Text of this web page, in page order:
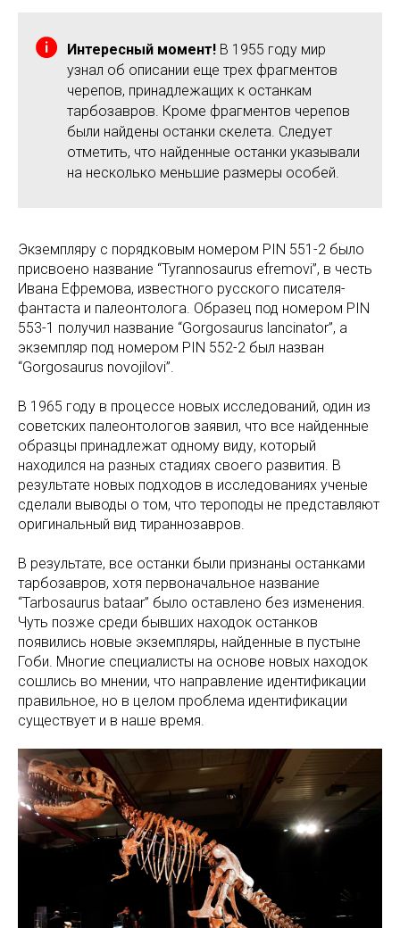
Интересный момент! В 1955 году мир
узнал об описании еще трех фрагментов
черепов, принадлежащих к останкам
тарбозавров. Кроме фрагментов черепов
были найдены останки скелета. Следует
отметить, что найденные останки указывали
на несколько меньшие размеры особей.
Экземпляру с порядковым номером PIN 551-2 было
присвоено название “Tyrannosaurus efremovi”, в честь
Ивана Ефремова, известного русского писателя-
фантаста и палеонтолога. Образец под номером PIN
553-1 получил название “Gorgosaurus lancinator”, а
экземпляр под номером PIN 552-2 был назван
“Gorgosaurus novojilovi”.
В 1965 году в процессе новых исследований, один из
советских палеонтологов заявил, что все найденные
образцы принадлежат одному виду, который
находился на разных стадиях своего развития. В
результате новых подходов в исследованиях ученые
сделали выводы о том, что тероподы не представляют
оригинальный вид тираннозавров.
В результате, все останки были признаны останками
тарбозавров, хотя первоначальное название
“Tarbosaurus bataar” было оставлено без изменения.
Чуть позже среди бывших находок останков
появились новые экземпляры, найденные в пустыне
Гоби. Многие специалисты на основе новых находок
сошлись во мнении, что направление идентификации
правильное, но в целом проблема идентификации
существует и в наше время.